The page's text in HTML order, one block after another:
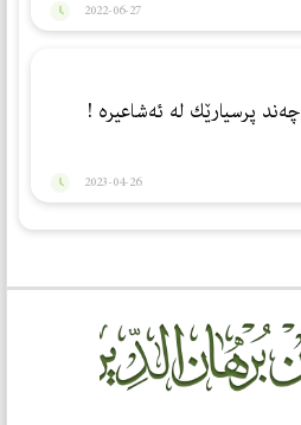
2022-06-27
چەند پرسیارێك لە ئەشاعیرە !
2023-04-26